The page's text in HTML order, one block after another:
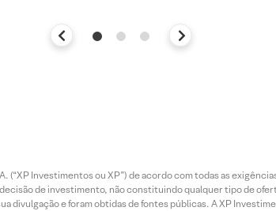
(“XP Investimentos ou XP”) de acordo com todas as
de investimento, não constituindo qualquer tipo de
divulgação e foram obtidas de fontes públicas. A XP